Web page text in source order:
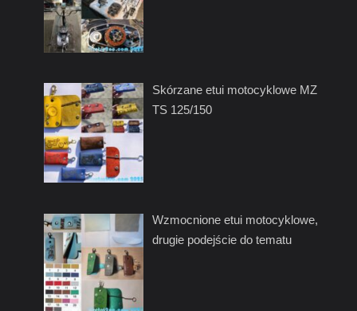
Skórzane etui motocyklowe MZ
TS 125/150
Wzmocnione etui motocyklowe,
drugie podejście do tematu